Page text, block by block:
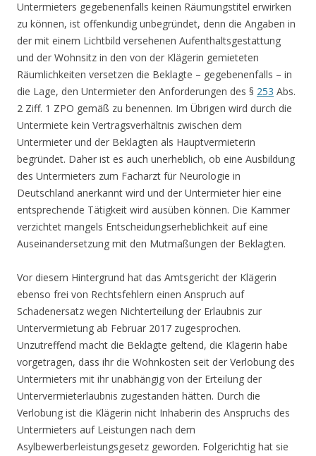
Untermieters gegebenenfalls keinen Räumungstitel erwirken
zu können, ist offenkundig unbegründet, denn die Angaben in
der mit einem Lichtbild versehenen Aufenthaltsgestattung
und der Wohnsitz in den von der Klägerin gemieteten
Räumlichkeiten versetzen die Beklagte – gegebenenfalls – in
die Lage, den Untermieter den Anforderungen des § 253 Abs.
2 Ziff. 1 ZPO gemäß zu benennen. Im Übrigen wird durch die
Untermiete kein Vertragsverhältnis zwischen dem
Untermieter und der Beklagten als Hauptvermieterin
begründet. Daher ist es auch unerheblich, ob eine Ausbildung
des Untermieters zum Facharzt für Neurologie in
Deutschland anerkannt wird und der Untermieter hier eine
entsprechende Tätigkeit wird ausüben können. Die Kammer
verzichtet mangels Entscheidungserheblichkeit auf eine
Auseinandersetzung mit den Mutmaßungen der Beklagten.
Vor diesem Hintergrund hat das Amtsgericht der Klägerin
ebenso frei von Rechtsfehlern einen Anspruch auf
Schadenersatz wegen Nichterteilung der Erlaubnis zur
Untervermietung ab Februar 2017 zugesprochen.
Unzutreffend macht die Beklagte geltend, die Klägerin habe
vorgetragen, dass ihr die Wohnkosten seit der Verlobung des
Untermieters mit ihr unabhängig von der Erteilung der
Untervermieterlaubnis zugestanden hätten. Durch die
Verlobung ist die Klägerin nicht Inhaberin des Anspruchs des
Untermieters auf Leistungen nach dem
Asylbewerberleistungsgesetz geworden. Folgerichtig hat sie